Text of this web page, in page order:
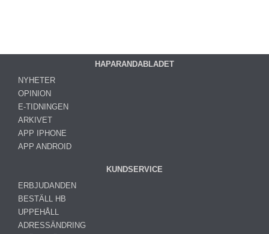
HAPARANDABLADET
NYHETER
OPINION
E-TIDNINGEN
ARKIVET
APP IPHONE
APP ANDROID
KUNDSERVICE
ERBJUDANDEN
BESTÄLL HB
UPPEHÅLL
ADRESSÄNDRING